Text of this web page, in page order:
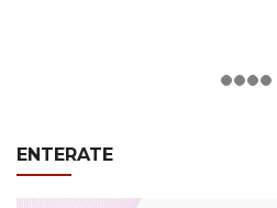
ENTERATE